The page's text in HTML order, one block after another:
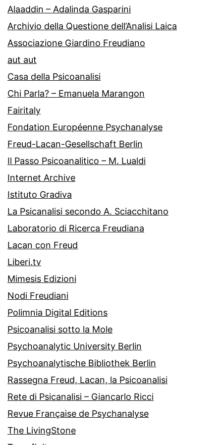
Alaaddin – Adalinda Gasparini
Archivio della Questione dell’Analisi Laica
Associazione Giardino Freudiano
aut aut
Casa della Psicoanalisi
Chi Parla? – Emanuela Marangon
Fairitaly
Fondation Européenne Psychanalyse
Freud-Lacan-Gesellschaft Berlin
Il Passo Psicoanalitico – M. Lualdi
Internet Archive
Istituto Gradiva
La Psicanalisi secondo A. Sciacchitano
Laboratorio di Ricerca Freudiana
Lacan con Freud
Liberi.tv
Mimesis Edizioni
Nodi Freudiani
Polimnia Digital Editions
Psicoanalisi sotto la Mole
Psychoanalytic University Berlin
Psychoanalytische Bibliothek Berlin
Rassegna Freud, Lacan, la Psicoanalisi
Rete di Psicanalisi – Giancarlo Ricci
Revue Française de Psychanalyse
The LivingStone